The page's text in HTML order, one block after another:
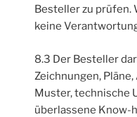
Besteller zu
keine
8.3 Der Besteller
Zeichnungen,
Muster, technische
überlassene Know-